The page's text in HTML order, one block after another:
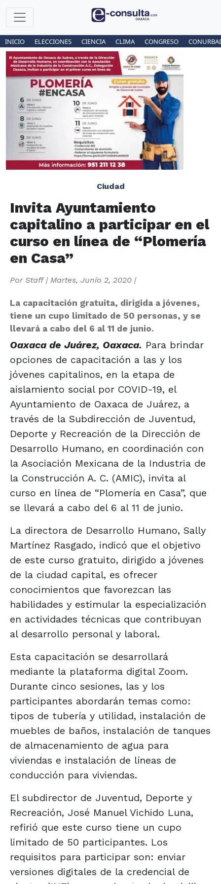
INICIO ELECCIONES CIENCIA CLIMA CONGRESO
Ciudad
Invita Ayuntamiento
capitalino a participar en el
curso en línea de “Plomería
en Casa”
Por Staff| Martes, Junio 2, 2020 |
La capacitación gratuita, dirigida a jóvenes,
tiene un cupo limitado de 50 personas, y se
llevará a cabo del 6 al 11 de junio.
Oaxaca de Juárez, Oaxaca. Para brindar
opciones de capacitación a las y los
jóvenes capitalinos, en la etapa de
aislamiento social por COVID-19, el
Ayuntamiento de Oaxaca de Juárez, a
través de la Subdirección de Juventud,
Deporte y Recreación de la Dirección de
Desarrollo Humano, en coordinación con
la Asociación Mexicana de la Industria de
la Construcción A. C. (AMIC), invita al
curso en línea de “Plomería en Casa”, que
se llevará a cabo del 6 al 11 de junio.
La directora de Desarrollo Humano, Sally
Martínez Rasgado, indicó que el objetivo
de este curso gratuito, dirigido a jóvenes
de la ciudad capital, es ofrecer
conocimientos que favorezcan las
habilidades y estimular la especialización
en actividades técnicas que contribuyan
al desarrollo personal y laboral.
Esta capacitación se desarrollará
mediante la plataforma digital Zoom.
Durante cinco sesiones, las y los
participantes abordarán temas como:
tipos de tubería y utilidad, instalación de
muebles de baños, instalación de tanques
de almacenamiento de agua para
viviendas e instalación de líneas de
conducción para viviendas.
El subdirector de Juventud, Deporte y
Recreación, José Manuel Vichido Luna,
refirió que este curso tiene un cupo
limitado de 50 participantes. Los
requisitos para participar son: enviar
versiones digitales de la credencial de